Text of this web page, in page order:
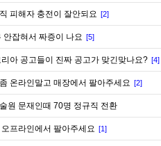
피해자 충전이 잘안되요 [2]
안잡혀서 짜증이 나요 [5]
아 공고들이 진짜 공고가 맞긴맞나요? [4]
온라인말고 매장에서 팔아주세요 [2]
원 문재인때 70명 정규직 전환
프라인에서 팔아주세요 [1]